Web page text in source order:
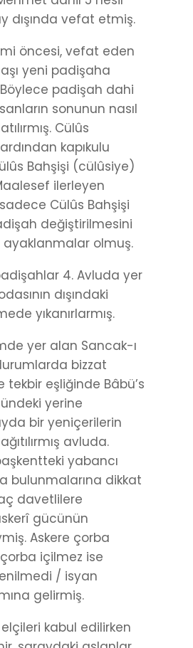
dışında vefat etmiş.
öncesi, vefat eden
yeni padişaha
padişah dahi
sonunun nasıl
Cülûs
kapıkulu
Bahşişi (cülûsiye)
ilerleyen
Cülûs Bahşişi
değiştirilmesini
olmuş.
4. Avluda yer
dışındaki
yıkanırlarmış.
yer alan Sancak-ı
bizzat
tekbir eşliğinde Bâbü’s
yerine
bir yeniçerilerin
avluda.
yabancı
bulunmalarına dikkat
davetlilere
gücünün
Askere çorba
çorba içilmez ise
/ isyan
gelirmiş.
kabul edilirken